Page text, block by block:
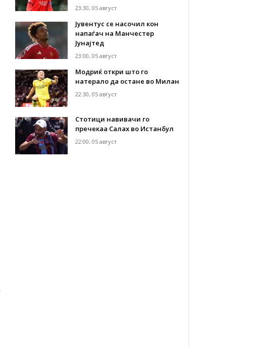
23:30, 05 август
Јувентус се насочил кон
напаѓач на Манчестер
Јунајтед
23:00, 05 август
Модриќ откри што го
натерало да остане во Милан
22:30, 05 август
Стотици навивачи го
пречекаа Салах во Истанбул
22:00, 05 август